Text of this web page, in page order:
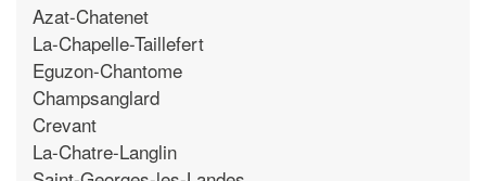
Azat-Chatenet
La-Chapelle-Taillefert
Eguzon-Chantome
Champsanglard
Crevant
La-Chatre-Langlin